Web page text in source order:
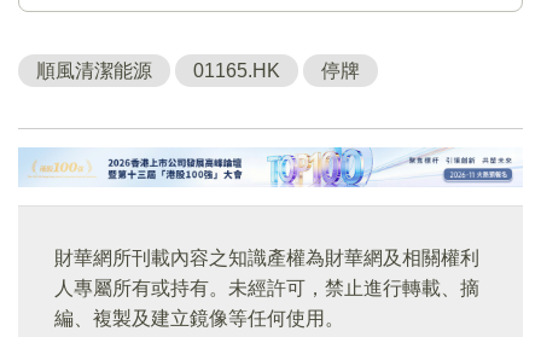
順風清潔能源 01165.HK 停牌
財華網所刊載內容之知識產權為財華網及相關權利
人專屬所有或持有。未經許可，禁止進行轉載、摘
編、複製及建立鏡像等任何使用。